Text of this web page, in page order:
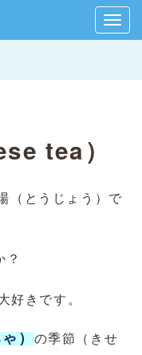
tea）
（とうじょう）で
？
好きです。
）
の季節（きせ